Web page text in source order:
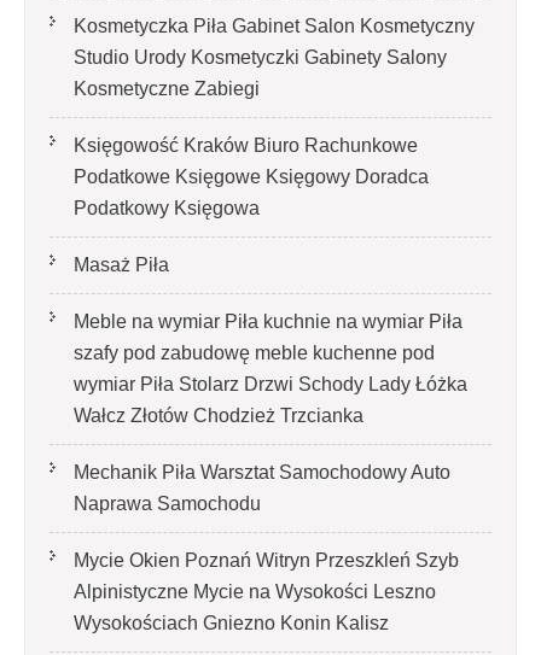
Kosmetyczka Piła Gabinet Salon Kosmetyczny
Studio Urody Kosmetyczki Gabinety Salony
Kosmetyczne Zabiegi
Księgowość Kraków Biuro Rachunkowe
Podatkowe Księgowe Księgowy Doradca
Podatkowy Księgowa
Masaż Piła
Meble na wymiar Piła kuchnie na wymiar Piła
szafy pod zabudowę meble kuchenne pod
wymiar Piła Stolarz Drzwi Schody Lady Łóżka
Wałcz Złotów Chodzież Trzcianka
Mechanik Piła Warsztat Samochodowy Auto
Naprawa Samochodu
Mycie Okien Poznań Witryn Przeszkleń Szyb
Alpinistyczne Mycie na Wysokości Leszno
Wysokościach Gniezno Konin Kalisz